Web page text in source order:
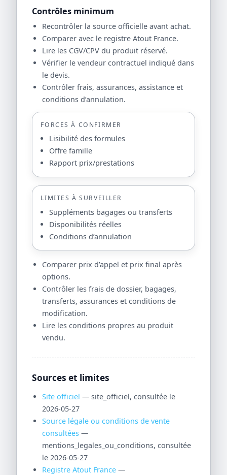
Contrôles minimum
Recontrôler la source officielle avant achat.
Comparer avec le registre Atout France.
Lire les CGV/CPV du produit réservé.
Vérifier le vendeur contractuel indiqué dans
le devis.
Contrôler frais, assurances, assistance et
conditions d’annulation.
FORCES À CONFIRMER
Lisibilité des formules
Offre famille
Rapport prix/prestations
LIMITES À SURVEILLER
Suppléments bagages ou transferts
Disponibilités réelles
Conditions d’annulation
Comparer prix d’appel et prix final après
options.
Contrôler les frais de dossier, bagages,
transferts, assurances et conditions de
modification.
Lire les conditions propres au produit
vendu.
Sources et limites
Site officiel — site_officiel, consultée le
2026-05-27
Source légale ou conditions de vente
consultées—
mentions_legales_ou_conditions, consultée
le 2026-05-27
Registre Atout France—